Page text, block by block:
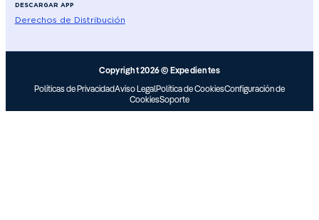
DESCARGAR APP
Derechos de Distribución
Copyright 2026 © Expedientes
Políticas de PrivacidadAviso LegalPolítica de CookiesConfiguración de
CookiesSoporte